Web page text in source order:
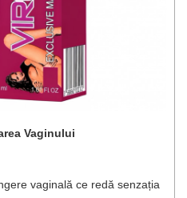
Vaginului
vaginală ce redă senzația